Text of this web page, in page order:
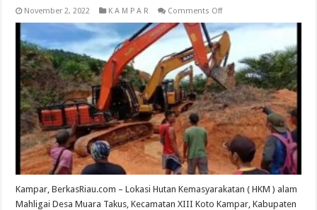
November 2, 2022 K A M P A R Comments Offon
Hutan
HPT
warga
Tanjung
usir
alat
berat
di
HKM
Alam
mahligai
Desa
Muara
Takus
Kampar, BerkasRiau.com – Lokasi Hutan Kemasyarakatan ( HKM ) alam
Mahligai Desa Muara Takus, Kecamatan XIII Koto Kampar, Kabupaten